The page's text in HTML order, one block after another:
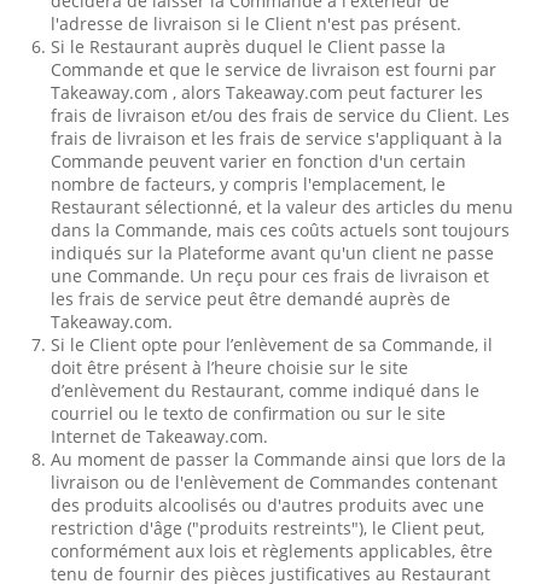
l'adresse de livraison si le Client n'est pas présent.
Si le Restaurant auprès duquel le Client passe la
Commande et que le service de livraison est fourni par
Takeaway.com , alors Takeaway.com peut facturer les
frais de livraison et/ou des frais de service du Client. Les
frais de livraison et les frais de service s'appliquant à la
Commande peuvent varier en fonction d'un certain
nombre de facteurs, y compris l'emplacement, le
Restaurant sélectionné, et la valeur des articles du menu
dans la Commande, mais ces coûts actuels sont toujours
indiqués sur la Plateforme avant qu'un client ne passe
une Commande. Un reçu pour ces frais de livraison et
les frais de service peut être demandé auprès de
Takeaway.com.
Si le Client opte pour l’enlèvement de sa Commande, il
doit être présent à l’heure choisie sur le site
d’enlèvement du Restaurant, comme indiqué dans le
courriel ou le texto de confirmation ou sur le site
Internet de Takeaway.com.
Au moment de passer la Commande ainsi que lors de la
livraison ou de l'enlèvement de Commandes contenant
des produits alcoolisés ou d'autres produits avec une
restriction d'âge ("produits restreints"), le Client peut,
conformément aux lois et règlements applicables, être
tenu de fournir des pièces justificatives au Restaurant